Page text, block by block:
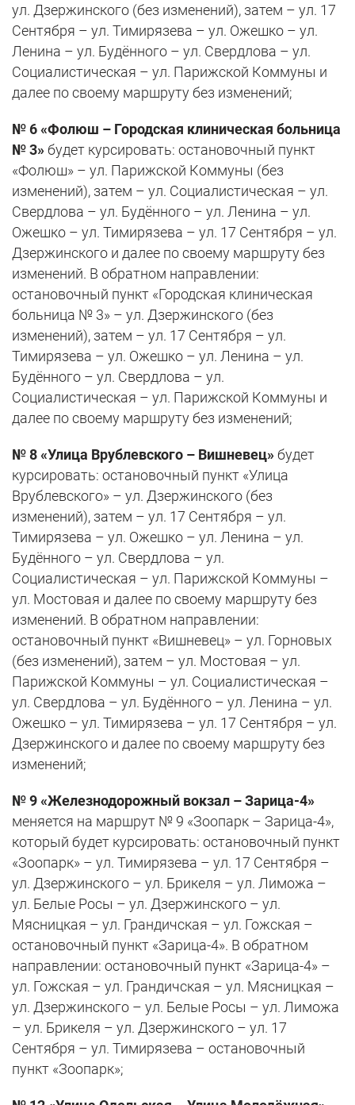
ул. Дзержинского (без изменений), затем – ул. 17
Сентября – ул. Тимирязева – ул. Ожешко – ул.
Ленина – ул. Будённого – ул. Свердлова – ул.
Социалистическая – ул. Парижской Коммуны и
далее по своему маршруту без изменений;
№ 6 «Фолюш – Городская клиническая больница
№ 3»будет курсировать: остановочный пункт
«Фолюш» – ул. Парижской Коммуны (без
изменений), затем – ул. Социалистическая – ул.
Свердлова – ул. Будённого – ул. Ленина – ул.
Ожешко – ул. Тимирязева – ул. 17 Сентября – ул.
Дзержинского и далее по своему маршруту без
изменений. В обратном направлении:
остановочный пункт «Городская клиническая
больница № 3» – ул. Дзержинского (без
изменений), затем – ул. 17 Сентября – ул.
Тимирязева – ул. Ожешко – ул. Ленина – ул.
Будённого – ул. Свердлова – ул.
Социалистическая – ул. Парижской Коммуны и
далее по своему маршруту без изменений;
№ 8 «Улица Врублевского – Вишневец»будет
курсировать: остановочный пункт «Улица
Врублевского» – ул. Дзержинского (без
изменений), затем – ул. 17 Сентября – ул.
Тимирязева – ул. Ожешко – ул. Ленина – ул.
Будённого – ул. Свердлова – ул.
Социалистическая – ул. Парижской Коммуны –
ул. Мостовая и далее по своему маршруту без
изменений. В обратном направлении:
остановочный пункт «Вишневец» – ул. Горновых
(без изменений), затем – ул. Мостовая – ул.
Парижской Коммуны – ул. Социалистическая –
ул. Свердлова – ул. Будённого – ул. Ленина – ул.
Ожешко – ул. Тимирязева – ул. 17 Сентября – ул.
Дзержинского и далее по своему маршруту без
изменений;
№ 9 «Железнодорожный вокзал – Зарица-4»
меняется на маршрут № 9 «Зоопарк – Зарица-4»,
который будет курсировать: остановочный пункт
«Зоопарк» – ул. Тимирязева – ул. 17 Сентября –
ул. Дзержинского – ул. Брикеля – ул. Лиможа –
ул. Белые Росы – ул. Дзержинского – ул.
Мясницкая – ул. Грандичская – ул. Гожская –
остановочный пункт «Зарица-4». В обратном
направлении: остановочный пункт «Зарица-4» –
ул. Гожская – ул. Грандичская – ул. Мясницкая –
ул. Дзержинского – ул. Белые Росы – ул. Лиможа
– ул. Брикеля – ул. Дзержинского – ул. 17
Сентября – ул. Тимирязева – остановочный
пункт «Зоопарк»;